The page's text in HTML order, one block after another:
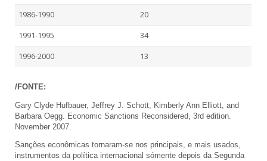
1986-1990 20
1991-1995 34
1996-2000 13
/FONTE:
Gary Clyde Hufbauer, Jeffrey J. Schott, Kimberly Ann Elliott, and
Barbara Oegg. Economic Sanctions Reconsidered, 3rd edition.
November 2007.
Sanções econômicas tornaram-se nos principais, e mais usados,
instrumentos da política internacional sómente depois da Segunda